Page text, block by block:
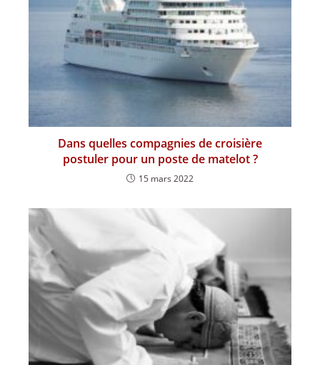
Dans quelles compagnies de croisière
postuler pour un poste de matelot ?
15 mars 2022